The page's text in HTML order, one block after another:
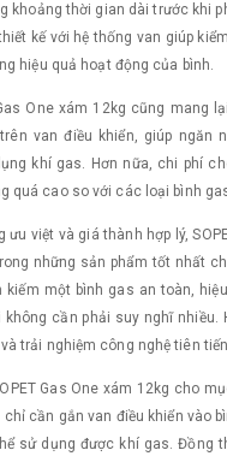
khoảng thời gian dài trước khi
kế với hệ thống van giúp
hiệu quả hoạt động của bình.
One xám 12kg cũng mang
van điều khiển, giúp ngăn
khí gas. Hơn nữa, chi phí
quá cao so với các loại bình
ưu việt và giá thành hợp lý,
những sản phẩm tốt nhất
kiếm một bình gas an toàn,
cần phải suy nghĩ nhiều.
trải nghiệm công nghệ tiên
Gas One xám 12kg cho
cần gắn van điều khiển vào
sử dụng được khí gas. Đồng